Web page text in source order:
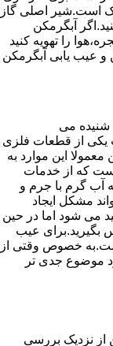
است.شیر اصلی گاز
آبگرمکن
را تهویه کنید
عیب یابی آبگرمکن
شنیده می
از قطعات فلزی
این موارد به
که از خدمات
آب گرم با جرم و
مشکل ایجاد
می شود اما در حین
بگیرید.برای عیب
خصوص وقتی از
موضوع جدی تر
از نزدیک بررسی